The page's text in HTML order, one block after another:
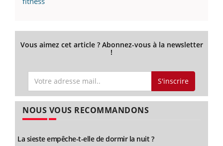
Vous aimez cet article ? Abonnez-vous à la newsletter
!
S'inscrire
NOUS VOUS RECOMMANDONS
La sieste empêche-t-elle de dormir la nuit ?